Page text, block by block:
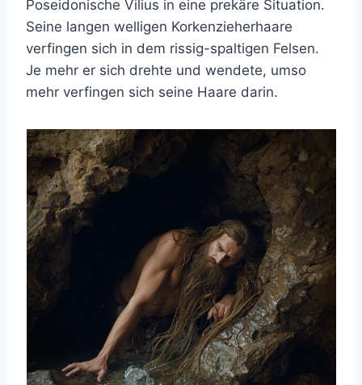
Poseidonische Vilius in eine prekäre Situation.
Seine langen welligen Korkenzieherhaare
verfingen sich in dem rissig-spaltigen Felsen.
Je mehr er sich drehte und wendete, umso
mehr verfingen sich seine Haare darin.